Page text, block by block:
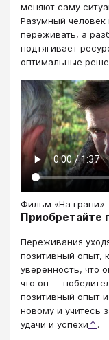
меняют саму
Разумный человек
переживать, а
подтягивает
оптимальные
Фильм «На грани»
Приобретайте
Переживания
позитивный опыт,
уверенность, что
что он —
позитивный опыт
новому и учитесь
удачи и успехи↑.